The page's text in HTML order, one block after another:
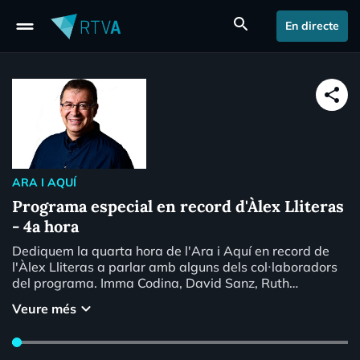
drag_handle search En directe
share
ARA I AQUÍ
Programa especial en record d'Àlex Lliteras
- 4a hora
Dediquem la quarta hora de l'Ara i Aquí en record de
l'Àlex Lliteras a parlar amb alguns dels col·laboradors
del programa. Imma Codina, David Sanz, Ruth
Areny, Sònia Graupera, Pere Augé, Núria Prenafeta,
deixa, com era de bon conversador i comunicador, i per
Veure més keyboard_arrow_down